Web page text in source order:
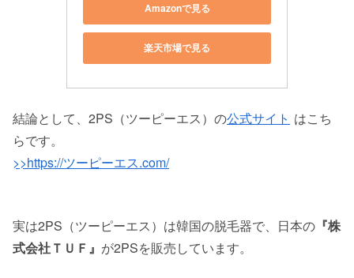
Amazonで見る
楽天市場で見る
結論として、2PS（ツーピーエス）の公式サイト はこち
らです。
>>https://ツーピーエス.com/
実は2PS（ツーピーエス）は韓国の脱毛器で、日本の 『株
式会社ＴＵＦ』 が2PSを販売しています。